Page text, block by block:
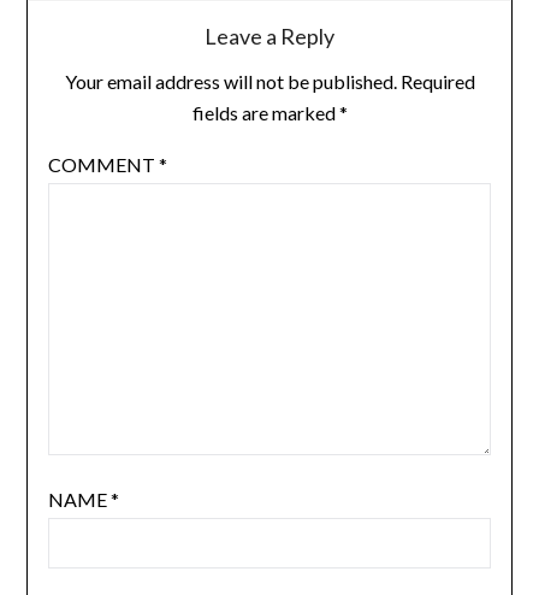
Leave a Reply
Your email address will not be published. Required
fields are marked*
COMMENT *
NAME*